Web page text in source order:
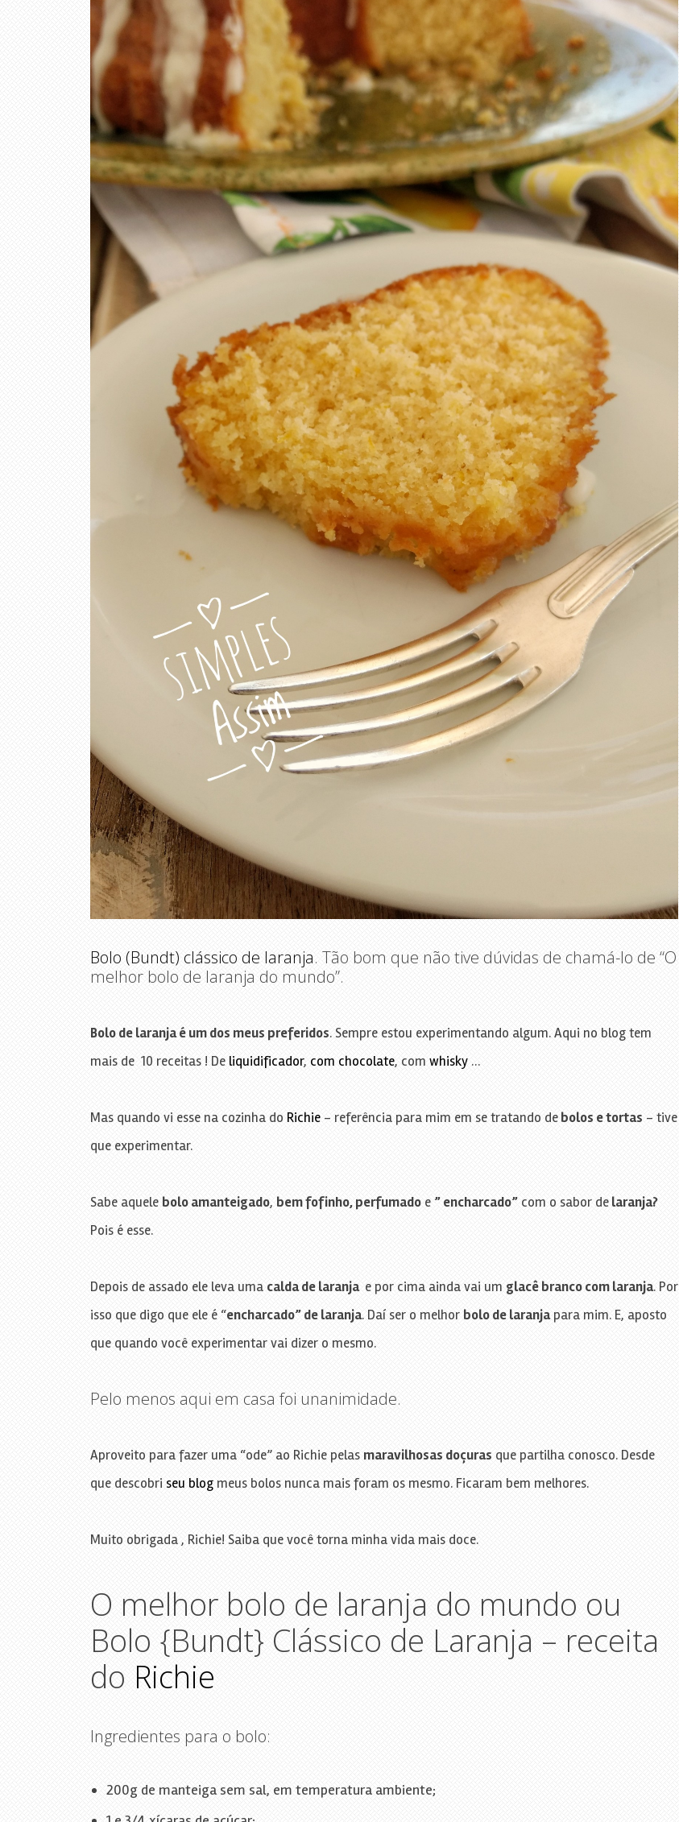
Bolo (Bundt) clássico de laranja. Tão bom que não tive dúvidas de chamá-lo de “O
melhor bolo de laranja do mundo”.
Bolo de laranja é um dos meus preferidos. Sempre estou experimentando algum. Aqui no blog tem
mais de 10 receitas ! De liquidificador, com chocolate, com whisky …
Mas quando vi esse na cozinha do Richie– referência para mim em se tratando debolos e tortas – tive
que experimentar.
Sabe aquele bolo amanteigado, bem fofinho, perfumadoe ” encharcado”com o sabor delaranja?
Pois é esse.
Depois de assado ele leva uma calda de laranja e por cima ainda vai um glacê branco com laranja. Por
isso que digo que ele é “encharcado” de laranja. Daí ser o melhor bolo de laranjapara mim. E, aposto
que quando você experimentar vai dizer o mesmo.
Pelo menos aqui em casa foi unanimidade.
Aproveito para fazer uma “ode” ao Richie pelas maravilhosas doçuras que partilha conosco. Desde
que descobri seu blogmeus bolos nunca mais foram os mesmo. Ficaram bem melhores.
Muito obrigada , Richie! Saiba que você torna minha vida mais doce.
O melhor bolo de laranja do mundo ou
Bolo {Bundt} Clássico de Laranja – receita
do Richie
Ingredientes para o bolo:
200g de manteiga sem sal, em temperatura ambiente;